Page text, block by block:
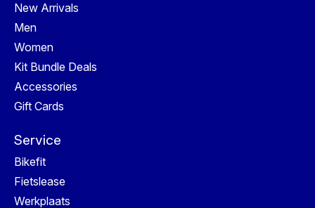
New Arrivals
Men
Women
Kit Bundle Deals
Accessories
Gift Cards
Service
Bikefit
Fietslease
Werkplaats